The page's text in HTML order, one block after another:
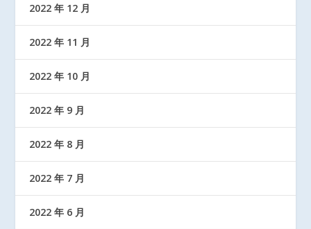
2022 年 12 月
2022 年 11 月
2022 年 10 月
2022 年 9 月
2022 年 8 月
2022 年 7 月
2022 年 6 月